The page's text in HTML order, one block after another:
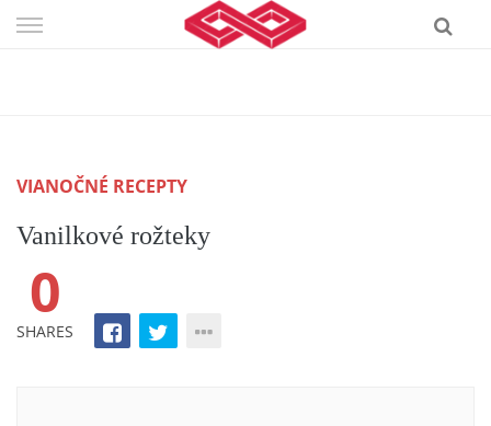
Skip
VIANOČNÉ RECEPTY
Vanilkové rožteky
0
SHARES